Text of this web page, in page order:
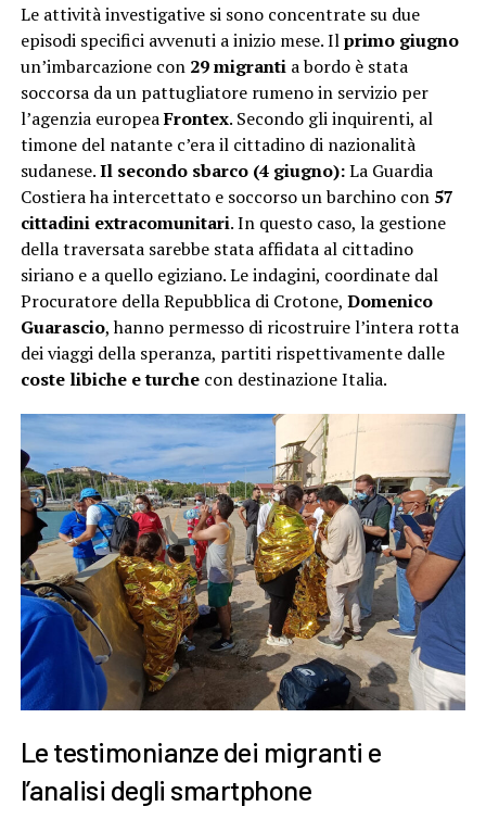
Le attività investigative si sono concentrate su due
episodi specifici avvenuti a inizio mese. Ilprimo giugno
un’imbarcazione con 29 migrantia bordo è stata
soccorsa da un pattugliatore rumeno in servizio per
l’agenzia europeaFrontex. Secondo gli inquirenti, al
timone del natante c’era il cittadino di nazionalità
sudanese.Il secondo sbarco (4 giugno):La Guardia
Costiera ha intercettato e soccorso un barchino con 57
cittadini extracomunitari. In questo caso, la gestione
della traversata sarebbe stata affidata al cittadino
siriano e a quello egiziano. Le indagini, coordinate dal
Procuratore della Repubblica di Crotone, Domenico
Guarascio, hanno permesso di ricostruire l’intera rotta
dei viaggi della speranza, partiti rispettivamente dalle
coste libiche e turchecon destinazione Italia.
Le testimonianze dei migranti e
l’analisi degli smartphone